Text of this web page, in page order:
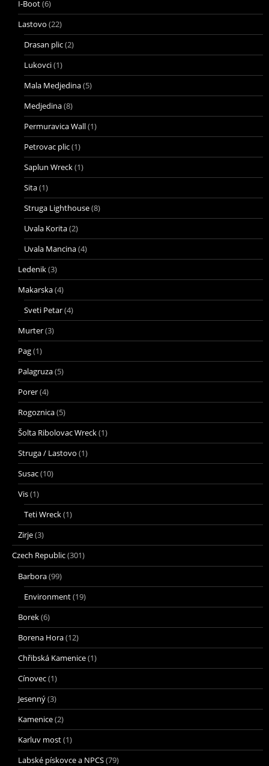
I-Boot(6)
Lastovo (22)
Drasan plic(2)
Lukovci(1)
Mala Medjedina(5)
Medjedina(8)
Permuravica Wall(1)
Petrovac plic(1)
Saplun Wreck(1)
Sita(1)
Struga Lighthouse(8)
Uvala Korita(2)
Uvala Mancina(4)
Ledenik(3)
Makarska(4)
Sveti Petar(4)
Murter(3)
Pag(1)
Palagruza(5)
Porer(4)
Rogoznica(5)
Šolta Ribolovac Wreck(1)
Struga / Lastovo (1)
Susac(10)
Vis(1)
Teti Wreck(1)
Zirje(3)
Czech Republic(301)
Barbora(99)
Environment(19)
Borek(6)
Borena Hora(12)
Chřibská Kamenice(1)
Cínovec(1)
Jesenný(3)
Kamenice(2)
Karluv most(1)
Labské pískovce a NPCS(79)